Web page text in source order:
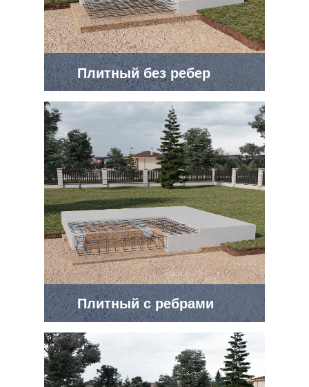
Плитный без ребер
Плитный с ребрами